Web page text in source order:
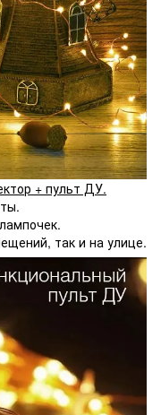
+ пульт ДУ.
так и на улице.